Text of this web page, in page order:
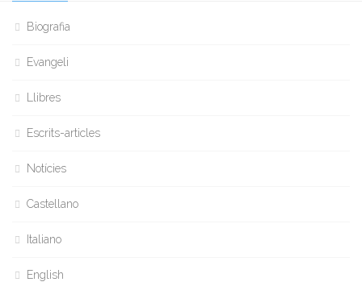
Biografia
Evangeli
Llibres
Escrits-articles
Notícies
Castellano
Italiano
English